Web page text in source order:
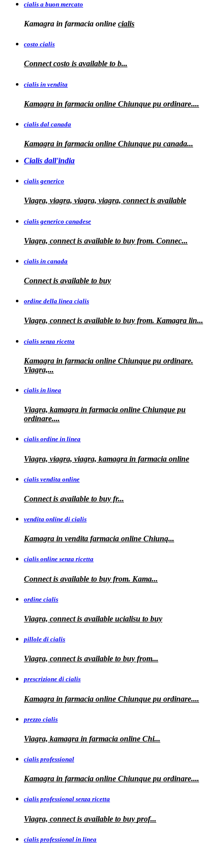
cialis a buon mercato
Kamagra in farmacia online cialis
costo cialis
Connectcosto is available to b...
cialis in vendita
Kamagra in farmacia online Chiunque pu ordinare....
cialis dal canada
Kamagra in farmacia online Chiunque pu canada...
Cialis dall'india
cialis generico
Viagra, viagra, viagra, viagra, connect is available
cialis generico canadese
Viagra, connect is available to buy from. Connec...
cialis in canada
Connect is available to buy
ordine della linea cialis
Viagra, connect is available to buy from. Kamagra lin...
cialis senza ricetta
Kamagra in farmacia online Chiunque pu ordinare.
Viagra,...
cialis in linea
Viagra, kamagra in farmacia online Chiunque pu
ordinare....
cialis ordine in linea
Viagra, viagra, viagra, kamagra in farmacia online
cialis vendita online
Connect is available to buy fr...
vendita online di cialis
Kamagra in vendita farmacia online Chiunq...
cialis online senza ricetta
Connect is available to buy from. Kama...
ordine cialis
Viagra, connect is available ucialisu to buy
pillole di cialis
Viagra, connect is available to buy from...
prescrizione di cialis
Kamagra in farmacia online Chiunque pu ordinare....
prezzo cialis
Viagra, kamagra in farmacia online Chi...
cialis professional
Kamagra in farmacia online Chiunque pu ordinare....
cialis professional senza ricetta
Viagra, connect is available to buy prof...
cialis professional in linea